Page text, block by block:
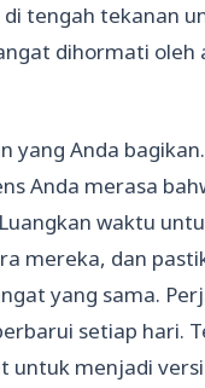
tengah tekanan
dihormati oleh
yang Anda
Anda merasa
waktu
mereka, dan
yang sama.
setiap hari.
untuk menjadi